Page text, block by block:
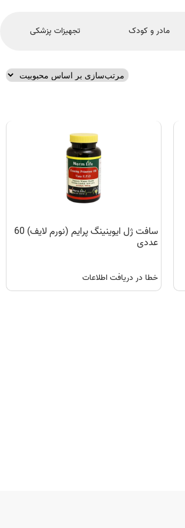
مادر و کودک تجهیزات پزشکی
سافت ژل ایوینینگ پرایم (نورم لایف) 60
عددی
خطا در دریافت اطلاعات